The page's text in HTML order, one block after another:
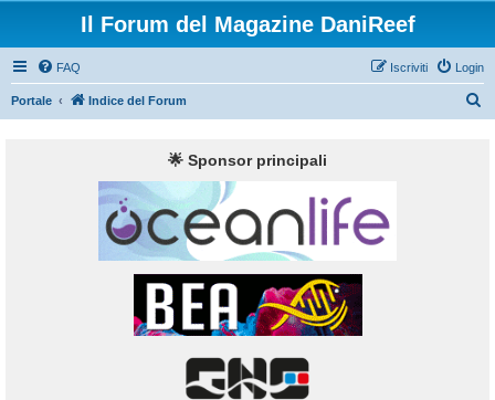
Il Forum del Magazine DaniReef
FAQ Login
Iscriviti
Portale Indice del Forum
🌟 Sponsor principali